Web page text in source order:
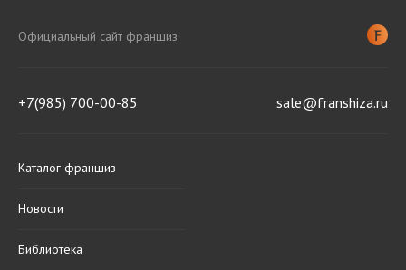
Официальный сайт франшиз
+7(985) 700-00-85 sale@franshiza.ru
Каталог франшиз
Новости
Библиотека